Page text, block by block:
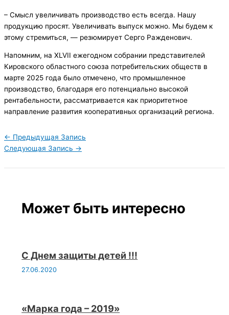
– Смысл увеличивать производство есть всегда. Нашу
продукцию просят. Увеличивать выпуск можно. Мы будем к
этому стремиться, — резюмирует Серго Ражденович.
Напомним, на XLVII ежегодном собрании представителей
Кировского областного союза потребительских обществ в
марте 2025 года было отмечено, что промышленное
производство, благодаря его потенциально высокой
рентабельности, рассматривается как приоритетное
направление развития кооперативных организаций региона.
← Предыдущая Запись
Следующая Запись →
Может быть интересно
С Днем защиты детей !!!
27.06.2020
«Марка года – 2019»